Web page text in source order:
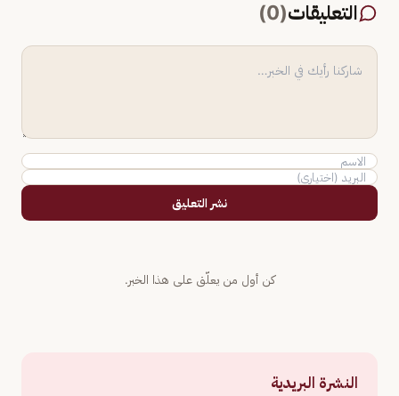
التعليقات(
0
)
نشر التعليق
كن أول من يعلّق على هذا الخبر.
النشرة البريدية